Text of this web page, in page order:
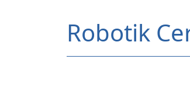
Robotik